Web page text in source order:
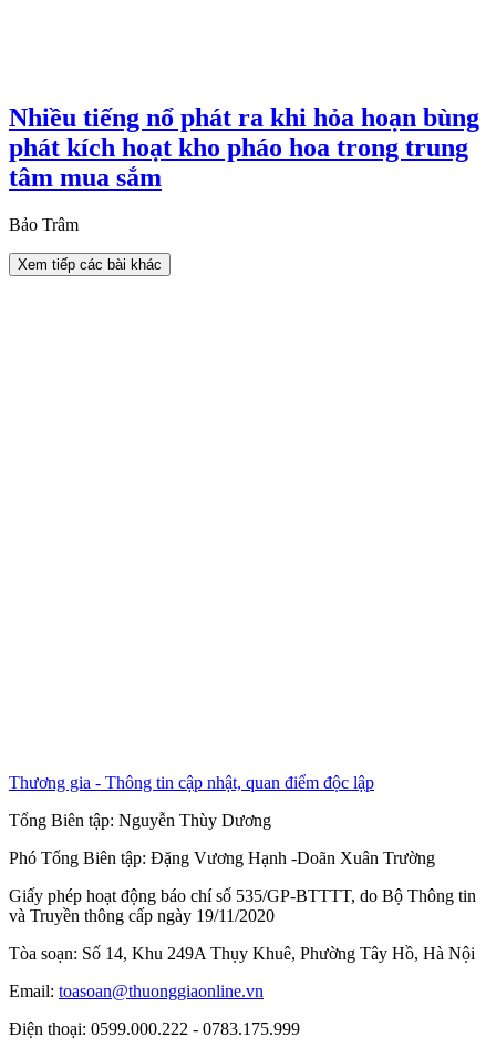
Nhiều tiếng nổ phát ra khi hỏa hoạn bùng
phát kích hoạt kho pháo hoa trong trung
tâm mua sắm
Bảo Trâm
Xem tiếp các bài khác
Thương gia - Thông tin cập nhật, quan điểm độc lập
Tổng Biên tập: Nguyễn Thùy Dương
Phó Tổng Biên tập: Đặng Vương Hạnh -Doãn Xuân Trường
Giấy phép hoạt động báo chí số 535/GP-BTTTT, do Bộ Thông tin
và Truyền thông cấp ngày 19/11/2020
Tòa soạn: Số 14, Khu 249A Thụy Khuê, Phường Tây Hồ, Hà Nội
Email: toasoan@thuonggiaonline.vn
Điện thoại: 0599.000.222 - 0783.175.999